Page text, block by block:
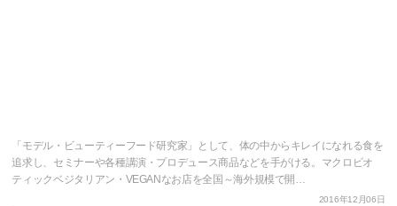
「モデル・ビューティーフード研究家」として、体の中からキレイになれる食を
追求し、セミナーや各種講演・プロデュース商品などを手がける。マクロビオ
ティックベジタリアン・VEGANなお店を全国～海外規模で開…
2016年12月06日